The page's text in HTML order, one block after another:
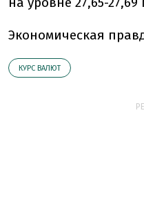
Экономическая
КУРС ВАЛЮТ